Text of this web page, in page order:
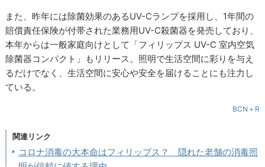
また、昨年には除菌効果のあるUV-Cランプを採用し、1年間の
賠償責任保険が付帯された業務用UV-C殺菌器を発売しており、
本年からは一般家庭向けとして「フィリップス UV-C 室内空気
除菌器コンパクト」もリリース。照明で生活空間に彩りを与え
るだけでなく、生活空間に安心や安全を届けることにも注力し
ている。
BCN＋R
関連リンク
コロナ消毒の大本命はフィリップス？ 隠れた老舗の消毒照